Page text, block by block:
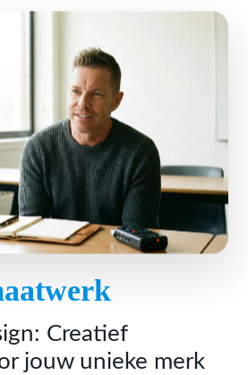
Creatief
jouw unieke merk